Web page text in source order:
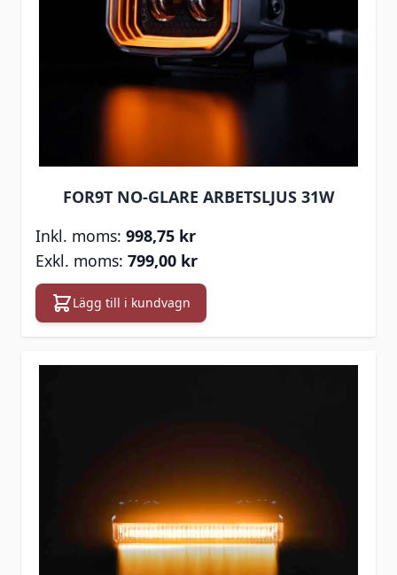
FOR9T NO-GLARE ARBETSLJUS 31W
998,75 kr
799,00 kr
Lägg till i kundvagn